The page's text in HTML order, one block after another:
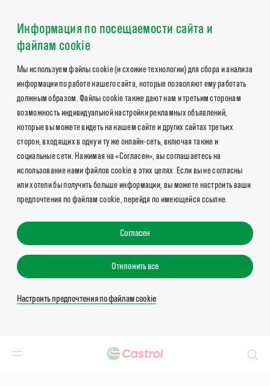
Информация по посещаемости сайта и
файлам cookie
Мы используем файлы cookie (и схожие технологии) для сбора и анализа
информации по работе нашего сайта, которые позволяют ему работать
должным образом. Файлы cookie также дают нам и третьим сторонам
возможность индивидуальной настройки рекламных объявлений,
которые вы можете видеть на нашем сайте и других сайтах третьих
сторон, входящих в одну и ту же онлайн-сеть, включая также и
социальные сети. Нажимая на «Согласен», вы соглашаетесь на
использование нами файлов cookie в этих целях. Если вы не согласны
или хотели бы получить больше информации, вы можете настроить ваши
предпочтения по файлам cookie, перейдя по имеющейся ссылке.
Согласен
Отклонить все
Настроить предпочтения по файлам cookie